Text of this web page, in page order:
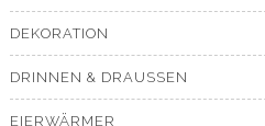
DEKORATION
DRINNEN & DRAUSSEN
EIERWÄRMER